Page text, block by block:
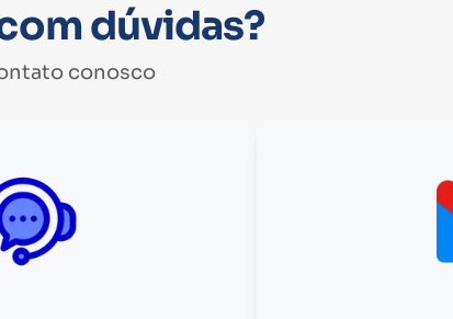
dúvidas?
conosco